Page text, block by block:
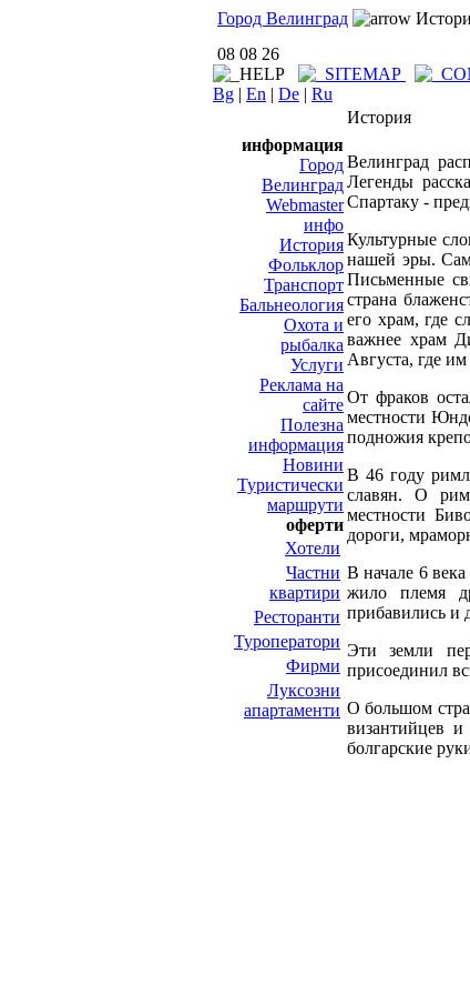
Город Велинград
08 08 26
Bg | En | De | Ru
информация
Город
Велинград
Webmaster
инфо
История
Фольклор
Транспорт
Бальнеология
Охота и
рыбалка
Услуги
Реклама на
сайте
Полезна
информация
Новини
Туристически
маршрути
оферти
Хотели
Частни
квартири
Ресторанти
Туроператори
Фирми
Луксозни
апартаменти
История
Велинград
Легенды
Спартаку -
Культурные
нашей эры.
Письменные
страна
его храм, где
важнее храм
Августа, где
От фраков
местности
подножия
В 46 году
славян. О
местности
дороги,
В начале 6
жило племя
прибавились и
Эти земли
присоединил
О большом
византийцев
болгарские